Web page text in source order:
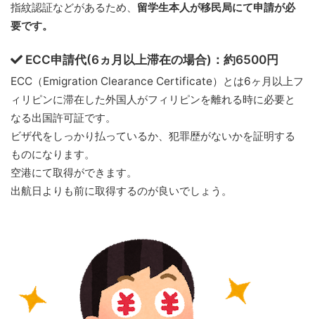
指紋認証などがあるため、 留学生本人が移民局にて申請が必
要です。
ECC申請代(6ヵ月以上滞在の場合)：約6500円
ECC（Emigration Clearance Certificate）とは6ヶ月以上フ
ィリピンに滞在した外国人がフィリピンを離れる時に必要と
なる出国許可証です。
ビザ代をしっかり払っているか、犯罪歴がないかを証明する
ものになります。
空港にて取得ができます。
出航日よりも前に取得するのが良いでしょう。